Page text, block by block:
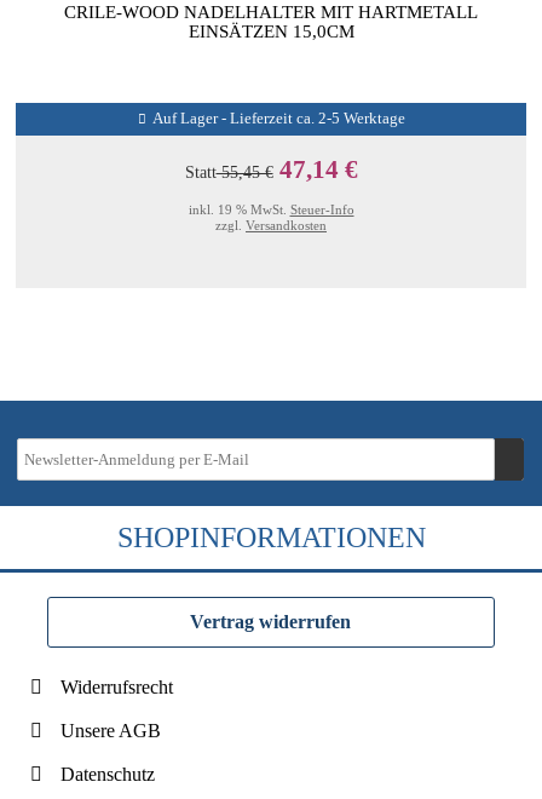
CRILE-WOOD NADELHALTER MIT HARTMETALL
EINSÄTZEN 15,0CM
Auf Lager - Lieferzeit ca. 2-5 Werktage
Statt55,45 € 47,14 €
inkl. 19 % MwSt. Steuer-Info
zzgl. Versandkosten
SHOPINFORMATIONEN
Vertrag widerrufen
Widerrufsrecht
Unsere AGB
Datenschutz